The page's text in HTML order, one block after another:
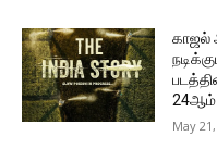
காஜல்
24ஆம்
May